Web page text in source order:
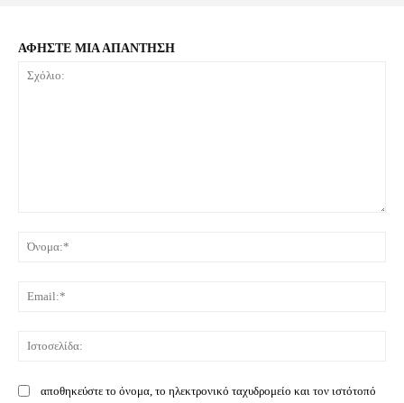
ΑΦΗΣΤΕ ΜΙΑ ΑΠΑΝΤΗΣΗ
αποθηκεύστε το όνομα, το ηλεκτρονικό ταχυδρομείο και τον ιστότοπό